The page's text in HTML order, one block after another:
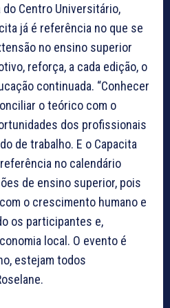
Centro Universitário,
já é referência no que se
no ensino superior
reforça, a cada edição, o
continuada. “Conhecer
o teórico com o
dos profissionais
de trabalho. E o Capacita
no calendário
de ensino superior, pois
o crescimento humano e
os participantes e,
local. O evento é
estejam todos